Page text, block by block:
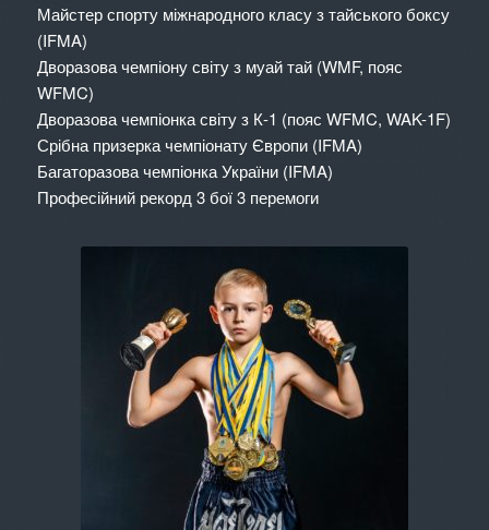
Майстер спорту міжнародного класу з тайського боксу
(IFMA)
Дворазова чемпіону світу з муай тай (WMF, пояс
WFMC)
Дворазова чемпіонка світу з К-1 (пояс WFMC, WAK-1F)
Срібна призерка чемпіонату Європи (IFMA)
Багаторазова чемпіонка України (IFMA)
Професійний рекорд 3 бої 3 перемоги